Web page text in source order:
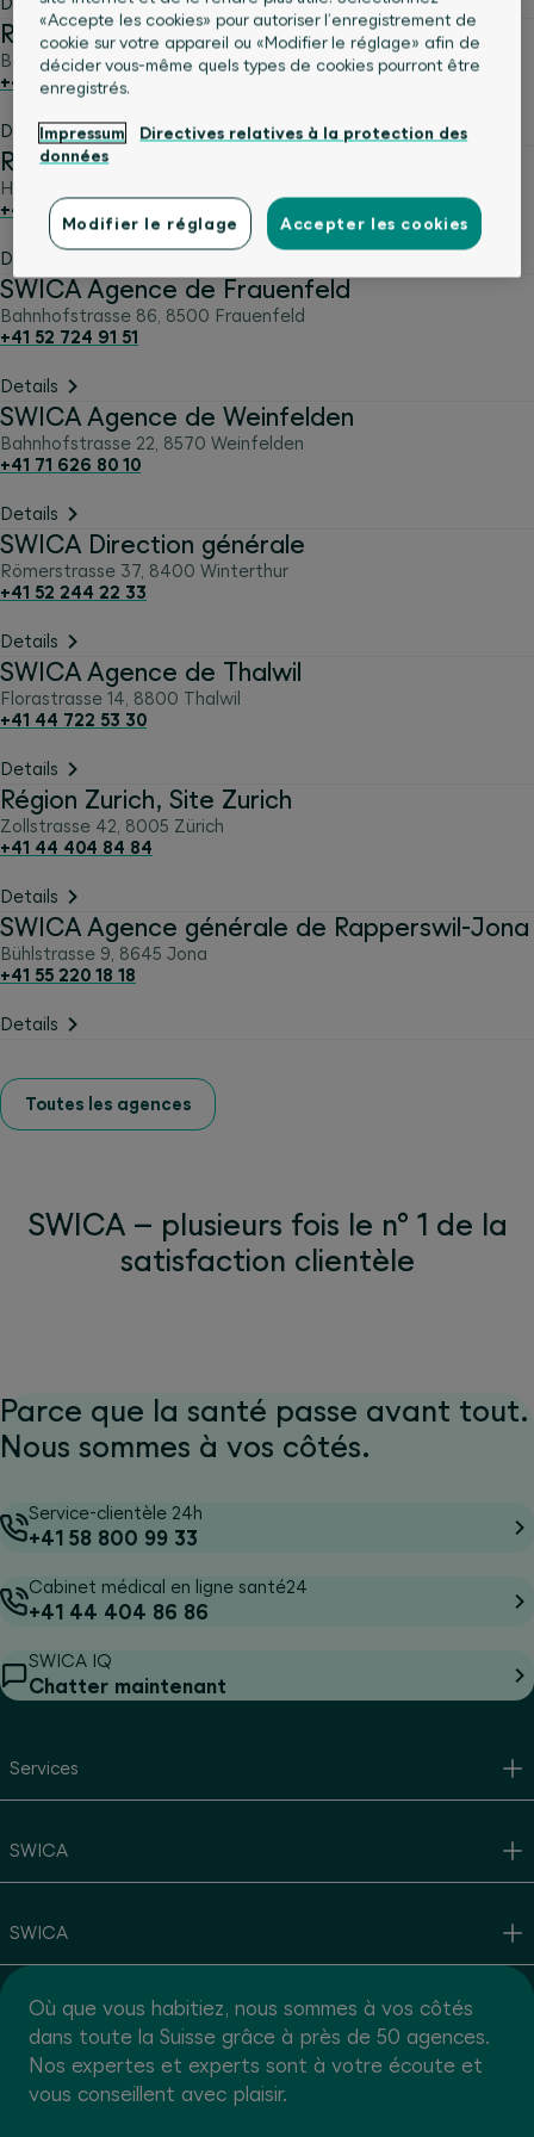
Région Suisse Romande, Site Lausanne
Boulevard de Grancy 39,1006 Lausanne
+41 21 619 48 48
Details
Région Suisse Centrale Tessin, Site Lucerne
Hirschmattstrasse 32
+41 41 248 94 94
Details
SWICA Agence de Frauenfeld
Bahnhofstrasse 86 8500 Frauenfeld
+41 52 724 91 51
Details
SWICA Agence de Weinfelden
Bahnhofstrasse 22 8570 Weinfelden
+41 71 626 80 10
Details
SWICA Direction générale
Römerstrasse 37 8400 Winterthur
+41 52 244 22 33
Details
SWICA Agence de Thalwil
Florastrasse 14 8800 Thalwil
+41 44 722 53 30
Details
Région Zurich, Site Zurich
Zollstrasse 42 8005 Zürich
+41 44 404 84 84
Details
SWICA Agence générale de Rapperswil-Jona
Bühlstrasse 9 8645 Jona
+41 55 220 18 18
Details
Toutes les agences
SWICA – plusieurs fois le n° 1 de la
satisfaction clientèle
Parce que la santé passe avant tout.
Nous sommes à vos côtés.
Service-clientèle 24h
+41 58 800 99 33
Cabinet médical en ligne santé24
+41 44 404 86 86
SWICA IQ
Chatter maintenant
Services
SWICA
SWICA
Où que vous habitiez, nous sommes à vos côtés
dans toute la Suisse grâce à près de 50 agences.
Nos expertes et experts sont à votre écoute et
vous conseillent avec plaisir.
«Accepte les cookies» pour autoriser l’enregistrement de
cookie sur votre appareil ou «Modifier le réglage» afin de
décider vous-même quels types de cookies pourront être
enregistrés.
Impressum
Directives relatives à la protection des
données
Modifier le réglage Accepter les cookies